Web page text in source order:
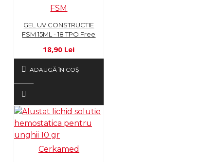
FSM
GEL UV CONSTRUCTIE
FSM 15ML - 18 TPO Free
18,90 Lei
ADAUGĂ ÎN COŞ
Cerkamed